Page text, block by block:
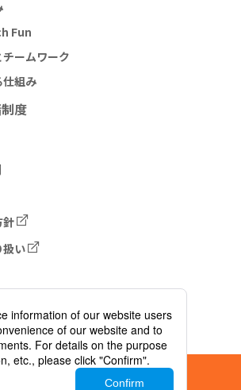
Fun
ームワーク
組み
度
針
扱い
レートサイト